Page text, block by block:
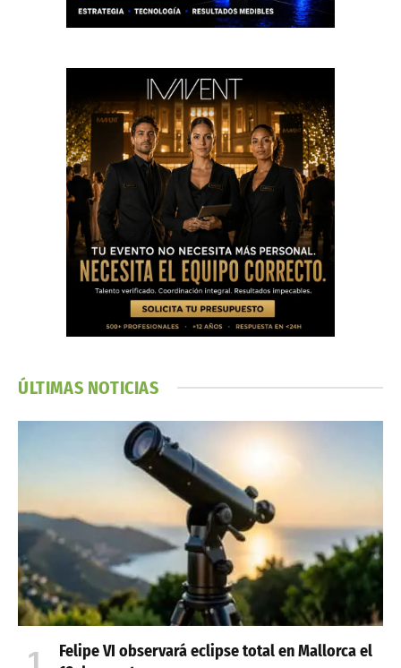
ÚLTIMAS NOTICIAS
Felipe VI observará eclipse total en Mallorca el